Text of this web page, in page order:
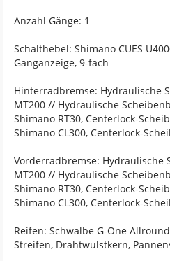
Anzahl Gänge: 1
Schalthebel: Shimano CUES
Ganganzeige, 9-fach
Hinterradbremse: Hydraulische
MT200 // Hydraulische
Shimano RT30, Centerlock-
Shimano CL300, Centerlock-
Vorderradbremse: Hydraulische
MT200 // Hydraulische
Shimano RT30, Centerlock-
Shimano CL300, Centerlock-
Reifen: Schwalbe G-One
Streifen, Drahtwulstkern,